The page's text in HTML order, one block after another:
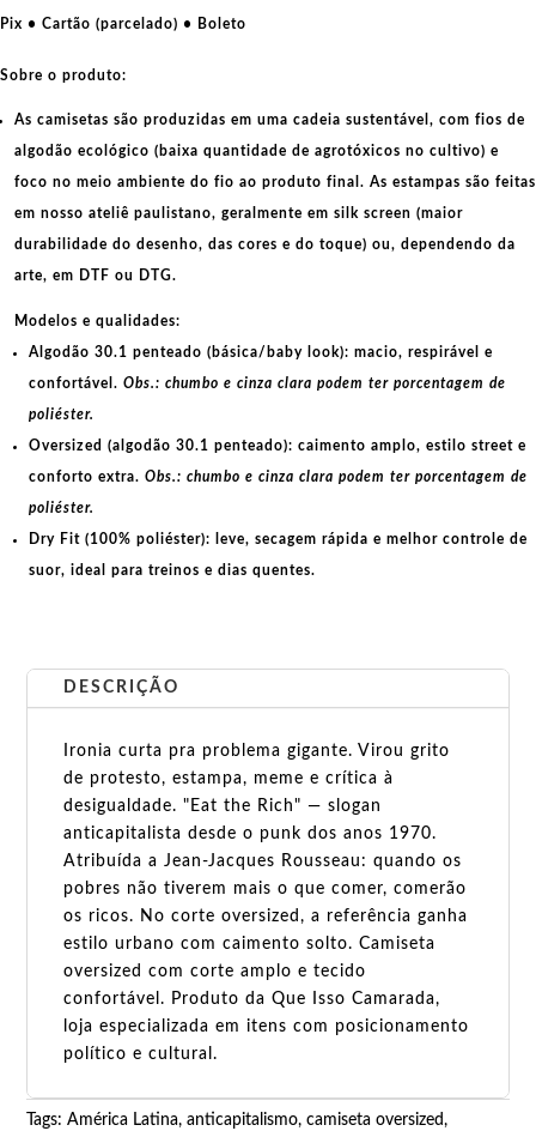
nem
seu
quantidade
Pix • Cartão (parcelado) • Boleto
Sobre o produto:
As camisetas são produzidas em uma cadeia sustentável, com fios de
algodão ecológico (baixa quantidade de agrotóxicos no cultivo) e
foco no meio ambiente do fio ao produto final. As estampas são feitas
em nosso ateliê paulistano, geralmente em silk screen (maior
durabilidade do desenho, das cores e do toque) ou, dependendo da
arte, em DTF ou DTG.
Modelos e qualidades:
Algodão 30.1 penteado (básica/baby look): macio, respirável e
confortável. Obs.: chumbo e cinza clara podem ter porcentagem de
poliéster.
Oversized (algodão 30.1 penteado): caimento amplo, estilo street e
conforto extra. Obs.: chumbo e cinza clara podem ter porcentagem de
poliéster.
Dry Fit (100% poliéster): leve, secagem rápida e melhor controle de
suor, ideal para treinos e dias quentes.
DESCRIÇÃO
Ironia curta pra problema gigante. Virou grito
de protesto, estampa, meme e crítica à
desigualdade. "Eat the Rich" — slogan
anticapitalista desde o punk dos anos 1970.
Atribuída a Jean-Jacques Rousseau: quando os
pobres não tiverem mais o que comer, comerão
os ricos. No corte oversized, a referência ganha
estilo urbano com caimento solto. Camiseta
oversized com corte amplo e tecido
confortável. Produto da Que Isso Camarada,
loja especializada em itens com posicionamento
político e cultural.
Tags:América Latina,anticapitalismo,camiseta oversized,